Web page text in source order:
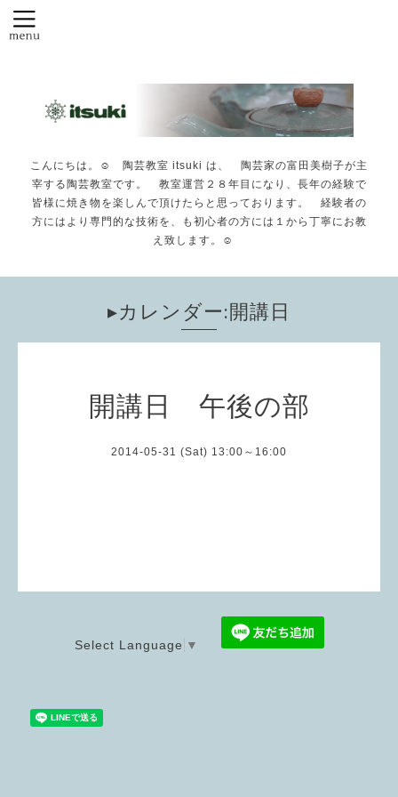
こんにちは。☺️ 陶芸教室 itsuki は、 陶芸家の富田美樹子が主
宰する陶芸教室です。 教室運営２８年目になり、長年の経験で
皆様に焼き物を楽しんで頂けたらと思っております。 経験者の
方にはより専門的な技術を、も初心者の方には１から丁寧にお教
え致します。☺️
▸カレンダー:開講日
開講日 午後の部
2014-05-31 (Sat) 13:00～16:00
Select Language ▼